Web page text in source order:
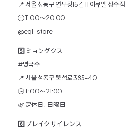
📍 서울 성동구 연무장15길 11 이큐엘 성수점
🕒 11:00〜20:00
@eql_store
5️⃣ ミョングクス
#명국수
📍 서울 성동구 뚝섬로 385-40
🕒 11:00〜21:00
🌿 定休日 : 日曜日
6️⃣ ブレイクサイレンス